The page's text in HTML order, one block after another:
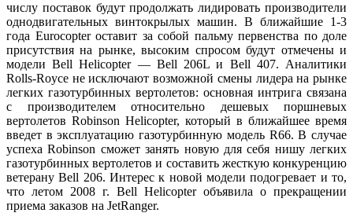
числу поставок будут продолжать лидировать производители
однодвигательных винтокрылых машин. В ближайшие 1-3
года Eurocopter оставит за собой пальму первенства по доле
присутствия на рынке, высоким спросом будут отмечены и
модели Bell Helicopter — Bell 206L и Bell 407. Аналитики
Rolls-Royce не исключают возможной смены лидера на рынке
легких газотурбинных вертолетов: основная интрига связана
с производителем относительно дешевых поршневых
вертолетов Robinson Helicopter, который в ближайшее время
введет в эксплуатацию газотурбинную модель R66. В случае
успеха Robinson сможет занять новую для себя нишу легких
газотурбинных вертолетов и составить жесткую конкуренцию
ветерану Bell 206. Интерес к новой модели подогревает и то,
что летом 2008 г. Bell Helicopter объявила о прекращении
приема заказов на JetRanger.